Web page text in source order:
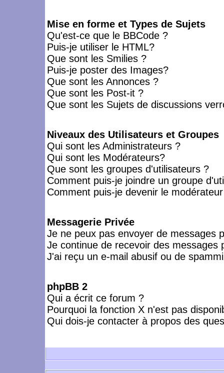
Mise en forme et Types de Sujets
Qu'est-ce que le BBCode ?
Puis-je utiliser le HTML?
Que sont les Smilies ?
Puis-je poster des Images?
Que sont les Annonces ?
Que sont les Post-it ?
Que sont les Sujets de discussions
Niveaux des Utilisateurs et Groupes
Qui sont les Administrateurs ?
Qui sont les Modérateurs?
Que sont les groupes d'utilisateurs ?
Comment puis-je joindre un groupe
Comment puis-je devenir le
Messagerie Privée
Je ne peux pas envoyer de messages
Je continue de recevoir des messages
J'ai reçu un e-mail abusif ou de
phpBB 2
Qui a écrit ce forum ?
Pourquoi la fonction X n'est pas
Qui dois-je contacter à propos des